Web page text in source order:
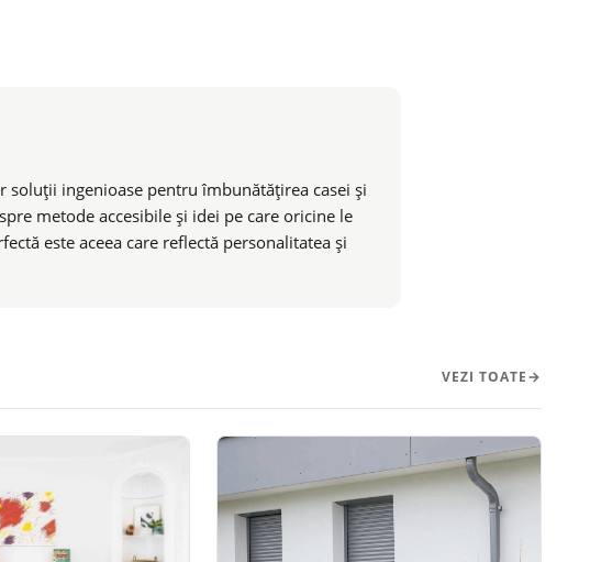
ingenioase pentru îmbunătățirea casei și
metode accesibile și idei pe care oricine le
este aceea care reflectă personalitatea și
VEZI TOATE